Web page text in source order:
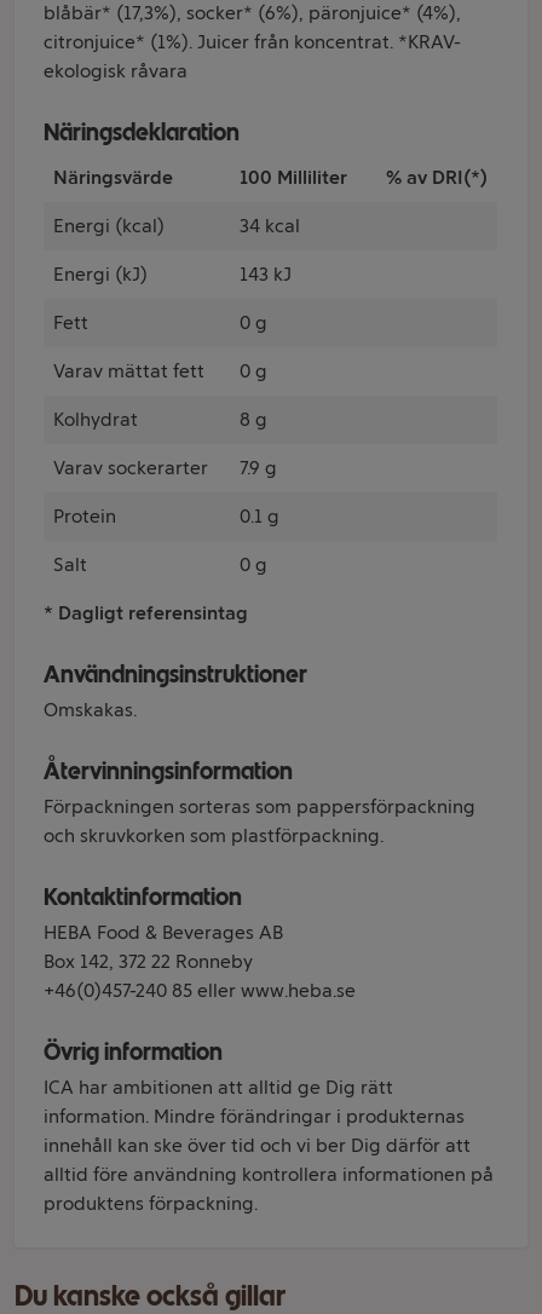
blåbär* (17,3%), socker* (6%), päronjuice* (4%),
citronjuice* (1%). Juicer från koncentrat. *KRAV-
ekologisk råvara
Näringsdeklaration
Näringsvärde 100 Milliliter % av DRI(*)
Energi (kcal) 34 kcal
Energi (kJ) 143 kJ
Fett 0 g
Varav mättat fett 0 g
Kolhydrat 8 g
Varav sockerarter 7.9 g
Protein 0.1 g
Salt 0 g
* Dagligt referensintag
Användningsinstruktioner
Omskakas.
Återvinningsinformation
Förpackningen sorteras som pappersförpackning
och skruvkorken som plastförpackning.
Kontaktinformation
HEBA Food & Beverages AB
Box 142, 372 22 Ronneby
+46(0)457-240 85 eller www.heba.se
Övrig information
ICA har ambitionen att alltid ge Dig rätt
information. Mindre förändringar i produkternas
innehåll kan ske över tid och vi ber Dig därför att
alltid före användning kontrollera informationen på
produktens förpackning.
Du kanske också gillar